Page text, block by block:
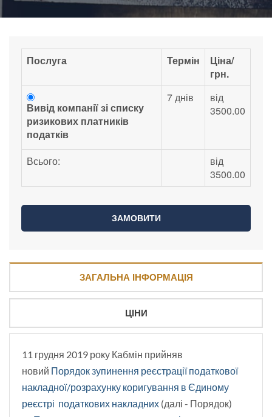
Послуга Термін
Ціна/
грн.
Вивід компанії зі списку
ризикових платників
податків
7 днів
від
3500.00
Всього:
від
3500.00
ЗАГАЛЬНА ІНФОРМАЦІЯ
ЦІНИ
11 грудня 2019 року Кабмін прийняв
новий Порядок зупинення реєстрації податкової
накладної/розрахунку коригування в Єдиному
реєстрі податкових накладних (далі - Порядок)